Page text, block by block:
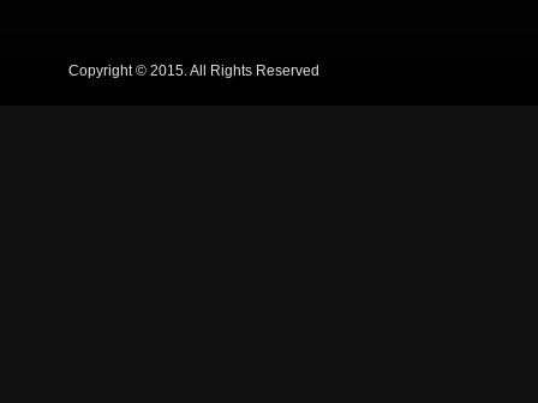
Copyright © 2015. All Rights Reserved